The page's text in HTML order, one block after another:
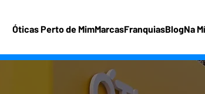
Óticas Perto de MimMarcasFranquiasBlogNa